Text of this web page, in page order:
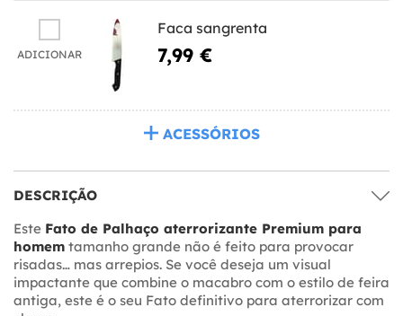
ADICIONAR
Faca sangrenta
7,99 €
ACESSÓRIOS
DESCRIÇÃO
Este Fato de Palhaço aterrorizante Premium para
homem tamanho grande não é feito para provocar
risadas… mas arrepios. Se você deseja um visual
impactante que combine o macabro com o estilo de feira
antiga, este é o seu Fato definitivo para aterrorizar com